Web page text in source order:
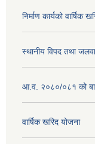
निर्माण कार्यको
स्थानीय विपद तथा
आ.व. २०८०/०८१ को
वार्षिक खरिद योजना